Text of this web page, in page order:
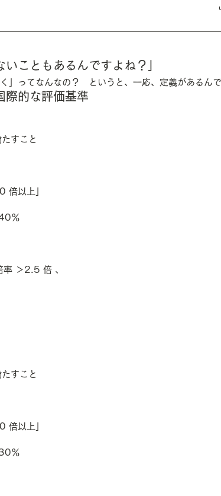
こともあるんですよね？」
」ってなんなの？　というと、一応、定義があるんで
際的な評価基準
すこと
以上」
％
＞2.5 倍 、
すこと
以上」
％